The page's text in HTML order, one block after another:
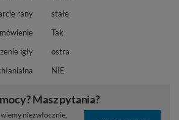
rany
stałe
Tak
igły
ostra
NIE
Masz pytania?
niezwłocznie,